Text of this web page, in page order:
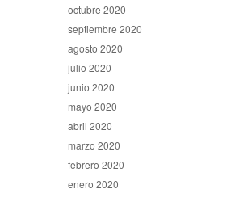
octubre 2020
septiembre 2020
agosto 2020
julio 2020
junio 2020
mayo 2020
abril 2020
marzo 2020
febrero 2020
enero 2020